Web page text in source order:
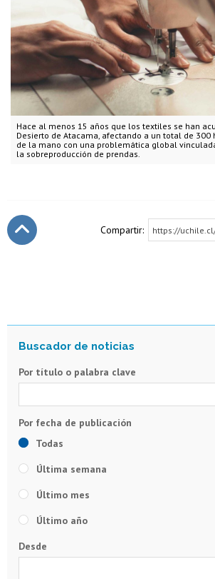
Hace al menos 15 años que los textiles se han
Desierto de Atacama, afectando a un total de 300
de la mano con una problemática global
la sobreproducción de prendas.
Compartir: https://
Por título o palabra clave
Todas
Última semana
Último mes
Último año
Desde